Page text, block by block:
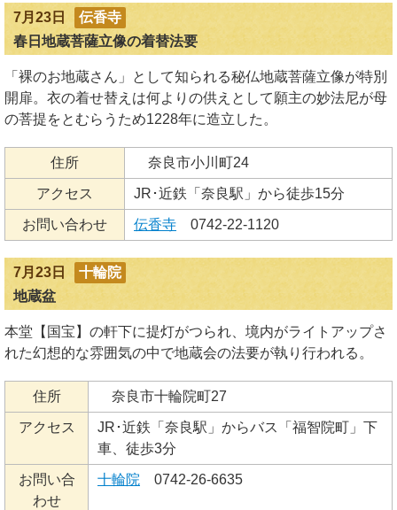
7月23日
伝香寺
春日地蔵菩薩立像の着替法要
「裸のお地蔵さん」として知られる秘仏地蔵菩薩立像が特別
開扉。衣の着せ替えは何よりの供えとして願主の妙法尼が母
の菩提をとむらうため1228年に造立した。
住所 奈良市小川町24
アクセス JR･近鉄「奈良駅」から徒歩15分
お問い合わせ 伝香寺 0742-22-1120
7月23日
十輪院
地蔵盆
本堂【国宝】の軒下に提灯がつられ、境内がライトアップさ
れた幻想的な雰囲気の中で地蔵会の法要が執り行われる。
住所 奈良市十輪院町27
アクセス
JR･近鉄「奈良駅」からバス「福智院町」下
車、徒歩3分
お問い合
わせ
十輪院 0742-26-6635